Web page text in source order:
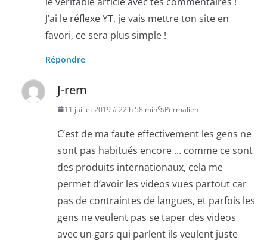
J’ai le réflexe YT, je vais mettre ton site en
favori, ce sera plus simple !
Répondre
J-rem
11 juillet 2019 à 22 h 58 min Permalien
C’est de ma faute effectivement les gens ne
sont pas habitués encore … comme ce sont
des produits internationaux, cela me
permet d’avoir les videos vues partout car
pas de contraintes de langues, et parfois les
gens ne veulent pas se taper des videos
avec un gars qui parlent ils veulent juste